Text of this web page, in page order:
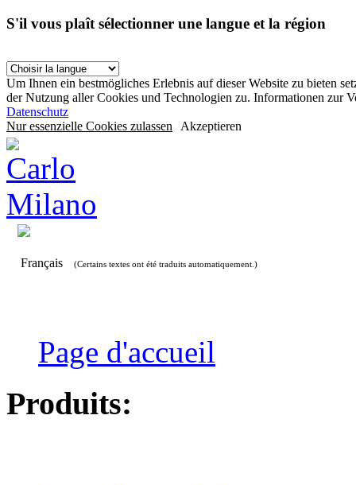
S'il vous plaît sélectionner une langue et la région
Um Ihnen ein bestmögliches Erlebnis auf dieser Website zu bieten
der Nutzung aller Cookies und Technologien zu. Informationen zur
Datenschutz
Nur essenzielle Cookies zulassen Akzeptieren
Français (Certains textes ont été traduits automatiquement.)
Page d'accueil
Produits: